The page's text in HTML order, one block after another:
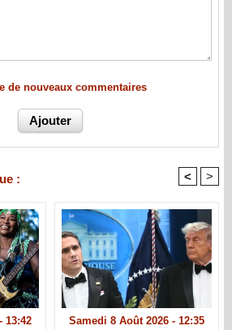
de nouveaux commentaires
: < >
13:42 Samedi 8 Août 2026 - 12:35